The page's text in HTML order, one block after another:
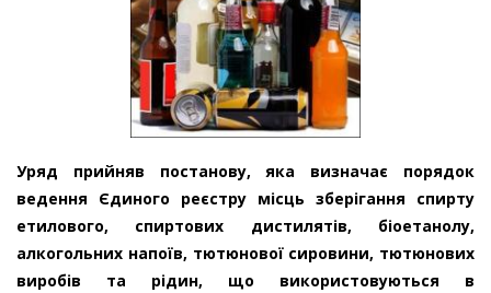
Уряд прийняв постанову, яка визначає порядок
ведення Єдиного реєстру місць зберігання спирту
етилового, спиртових дистилятів, біоетанолу,
алкогольних напоїв, тютюнової сировини, тютюнових
виробів та рідин, що використовуються в